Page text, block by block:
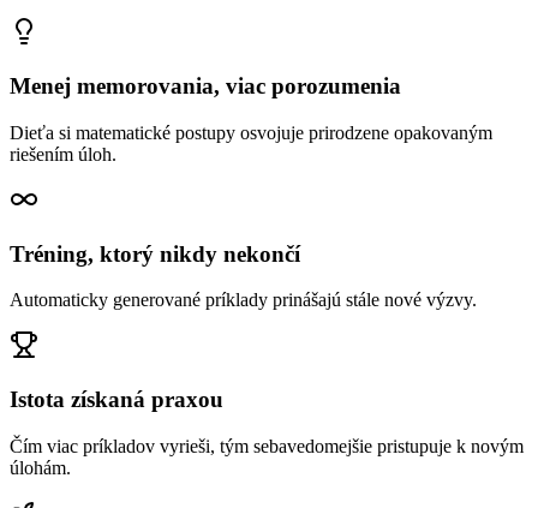
Menej memorovania, viac porozumenia
Dieťa si matematické postupy osvojuje prirodzene opakovaným
riešením úloh.
Tréning, ktorý nikdy nekončí
Automaticky generované príklady prinášajú stále nové výzvy.
Istota získaná praxou
Čím viac príkladov vyrieši, tým sebavedomejšie pristupuje k novým
úlohám.